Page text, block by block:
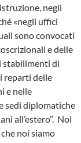
negli
«negli uffici
sono convocati
e delle
stabilimenti di
reparti delle
e nelle
sedi diplomatiche
all’estero”. Noi
noi siamo